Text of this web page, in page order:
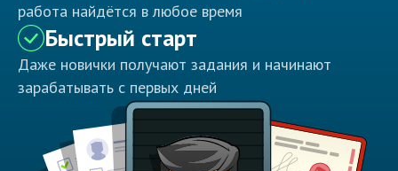
работа найдётся в любое время
Быстрый старт
Даже новички получают задания и начинают
зарабатывать с первых дней